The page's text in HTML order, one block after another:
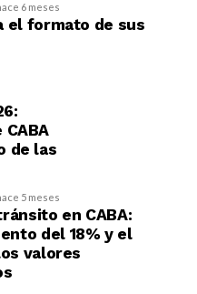
6 meses
el formato de sus
de las
5 meses
en CABA:
del 18% y el
valores